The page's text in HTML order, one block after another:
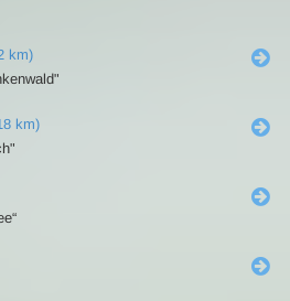
km)
km)